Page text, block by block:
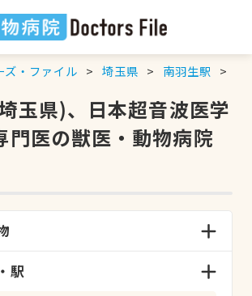
ズ・ファイル 埼玉県 南羽生駅
玉県)、日本超音波医学
門医の獣医・動物病院
駅